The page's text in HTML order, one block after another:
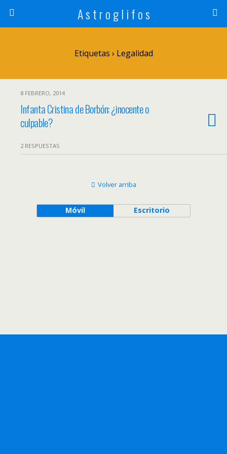
A s t r o g l i f o s
Etiquetas › Legalidad
8 FEBRERO, 2014
Infanta Cristina de Borbón: ¿inocente o
culpable?
2 RESPUESTAS
Volver arriba
Móvil Escritorio